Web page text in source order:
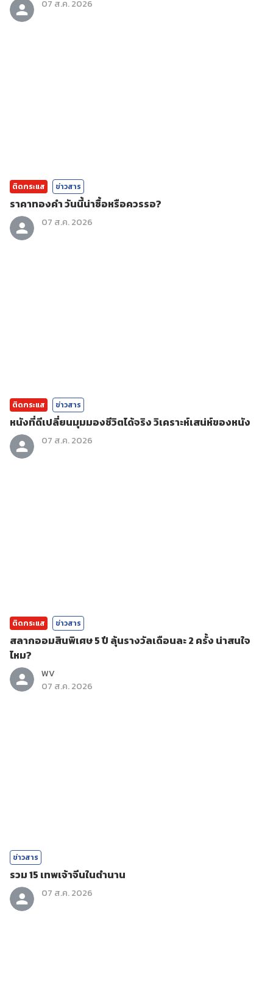
07 ส.ค. 2026
ติดกระแส ข่าวสาร
ราคาทองคํา วันนี้น่าซื้อหรือควรรอ?
07 ส.ค. 2026
ติดกระแส ข่าวสาร
หนังที่ดีเปลี่ยนมุมมองชีวิตได้จริง วิเคราะห์เสน่ห์ของหนัง
07 ส.ค. 2026
ติดกระแส ข่าวสาร
สลากออมสินพิเศษ 5 ปี ลุ้นรางวัลเดือนละ 2 ครั้ง น่าสนใจ
ไหม?
WV
07 ส.ค. 2026
ข่าวสาร
รวม 15 เทพเจ้าจีนในตำนาน
07 ส.ค. 2026